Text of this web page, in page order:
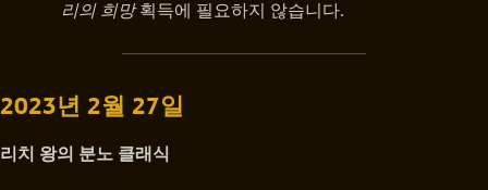
리의 희망획득에 필요하지 않습니다.
2023년 2월 27일
리치 왕의 분노 클래식